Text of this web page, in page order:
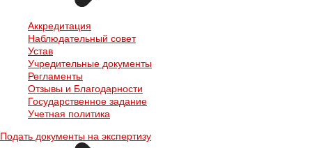
Аккредитация
Наблюдательный совет
Устав
Учредительные документы
Регламенты
Отзывы и Благодарности
Государственное задание
Учетная политика
Подать документы на экспертизу